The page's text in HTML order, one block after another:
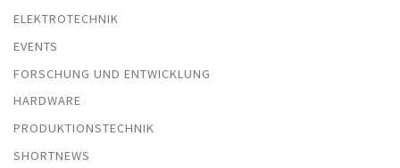
ELEKTROTECHNIK
EVENTS
FORSCHUNG UND ENTWICKLUNG
HARDWARE
PRODUKTIONSTECHNIK
SHORTNEWS